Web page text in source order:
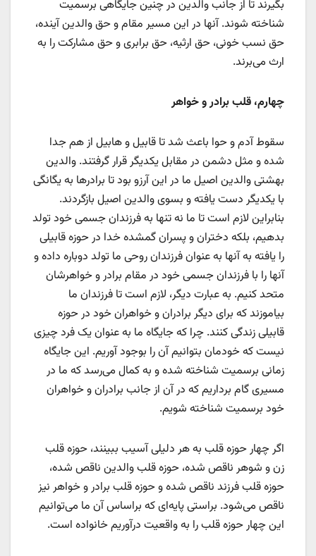
بگیرند تا از جانب والدین در چنین جایگاهی برسمیت
شناخته شوند. آنها در این مسیر مقام و حق والدین آینده،
حق نسب خونی، حق ارثیه، حق برابری و حق مشارکت را به
ارث می‌برند.
چهارم، قلب برادر و خواهر
سقوط آدم و حوا باعث شد تا قابیل و هابیل از هم جدا
شده و مثل دشمن در مقابل یکدیگر قرار گرفتند. والدین
بهشتی والدین اصیل ما در این آرزو بود تا برادرها به یگانگی
با یکدیگر دست یافته و بسوی والدین اصیل بازگردند.
بنابراین لازم است تا ما نه تنها به فرزندان جسمی خود تولد
بدهیم، بلکه دختران و پسران گمشده خدا در حوزه قابیلی
را یافته به آنها به عنوان فرزندان روحی ما تولد دوباره داده و
آنها را با فرزندان جسمی خود در مقام برادر و خواهرشان
متحد کنیم. به عبارت دیگر، لازم است تا فرزندان ما
بیاموزند که برای دیگر برادران و خواهران خود در حوزه
قابیلی زندگی کنند. چرا که جایگاه ما به عنوان یک فرد چیزی
نیست که خودمان بتوانیم آن را بوجود آوریم. این جایگاه
زمانی برسمیت شناخته شده و به کمال می‌رسد که ما در
مسیری گام برداریم که در آن از جانب برادران و خواهران
خود برسمیت شناخته شویم.
اگر چهار حوزه قلب به هر دلیلی آسیب ببینند، حوزه قلب
زن و شوهر ناقص شده، حوزه قلب والدین ناقص شده،
حوزه قلب فرزند ناقص شده و حوزه قلب برادر و خواهر نیز
ناقص می‌شود. براستی پایه‌ای که براساس آن ما می‌توانیم
این چهار حوزه قلب را به واقعیت درآوریم خانواده است.